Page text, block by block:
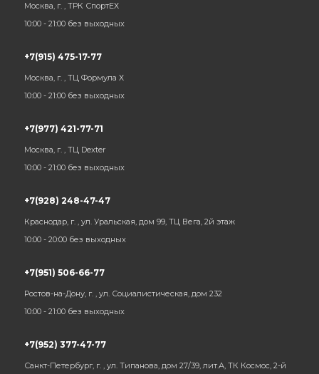
Москва, г. , ТРК СпортЕХ
10:00 - 21:00 без выходных
+7(915) 475-17-77
Москва, г. , ТЦ Формула Х
10:00 - 21:00 без выходных
+7(977) 421-77-71
Москва, г. , ТЦ Dexter
10:00 - 21:00 без выходных
+7(928) 248-47-47
Краснодар, г. , ул. Уральская, дом 99, ТЦ Вега, 2й этаж
10:00 - 20:00 без выходных
+7(951) 506-66-77
Ростов-на-Дону, г. , ул. Социалистическая, дом 232
10:00 - 21:00 без выходных
+7(952) 377-47-77
Санкт-Петербург, г. , ул. Типанова, дом 27/39, лит.А, ТК Космос, 2-й